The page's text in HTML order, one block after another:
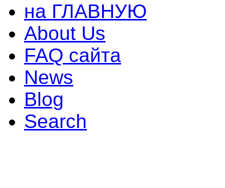
на ГЛАВНУЮ
About Us
FAQ сайта
News
Blog
Search